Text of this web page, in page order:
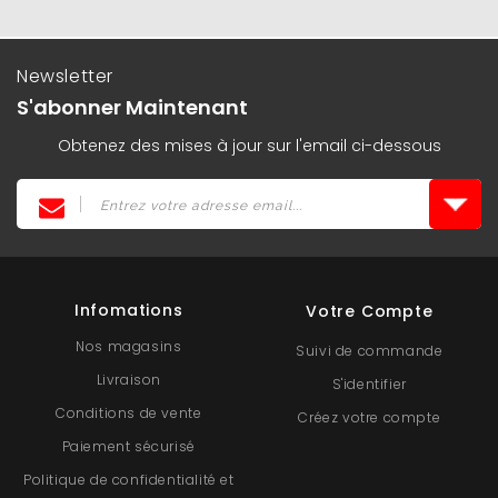
Newsletter
S'abonner Maintenant
Obtenez des mises à jour sur l'email ci-dessous
Infomations
Nos magasins
Livraison
Conditions de vente
Paiement sécurisé
Politique de confidentialité et
Votre Compte
Suivi de commande
S'identifier
Créez votre compte